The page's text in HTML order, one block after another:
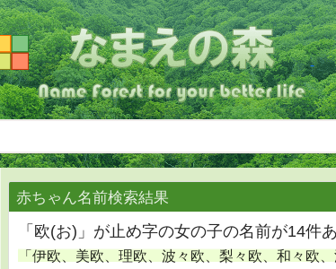
赤ちゃん名前検索結果
「欧(お)」が止め字の女の子の名前が14件あ
「伊欧、美欧、理欧、波々欧、梨々欧、和々欧